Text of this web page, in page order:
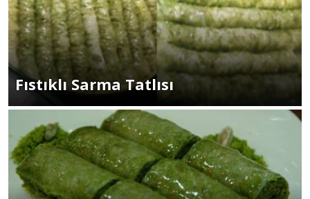
Fıstıklı Sarma Tatlısı